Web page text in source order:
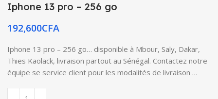
Iphone 13 pro – 256 go
192,600CFA
Iphone 13 pro – 256 go… disponible à Mbour, Saly, Dakar,
Thies Kaolack, livraison partout au Sénégal. Contactez notre
équipe se service client pour les modalités de livraison …